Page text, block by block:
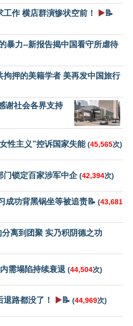
作 横店群演惨状空前！ ▶️📝
暴力--新报告揭中国看守所虐待
拘押的美籍学者 美再发中国旅行
谢社会各界支持
性主义”控诉国家失能(45,565次)
门锁定百家涉军中企 (42,394次)
成功背黑锅坐等被追责📝 (43,681
离到团聚 实乃积阴德之功
需塌陷持续衰退 (44,504次)
路都没了！ ▶️📝 (44,969次)